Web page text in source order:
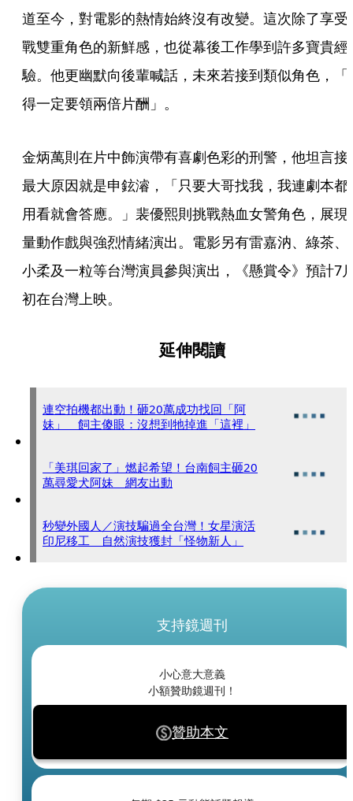
道至今，對電影的熱情始終沒有改變。這次除了享受
戰雙重角色的新鮮感，也從幕後工作學到許多寶貴經
驗。他更幽默向後輩喊話，未來若接到類似角色，「
得一定要領兩倍片酬」。
金炳萬則在片中飾演帶有喜劇色彩的刑警，他坦言接
最大原因就是申鉉濬，「只要大哥找我，我連劇本都
用看就會答應。」裴優熙則挑戰熱血女警角色，展現
量動作戲與強烈情緒演出。電影另有雷嘉汭、綠茶、
小柔及一粒等台灣演員參與演出，《懸賞令》預計7
初在台灣上映。
延伸閱讀
連空拍機都出動！砸20萬成功找回「阿
妹」 飼主傻眼：沒想到牠掉進「這裡」
「美琪回家了」燃起希望！台南飼主砸20
萬尋愛犬阿妹 網友出動
秒變外國人／演技騙過全台灣！女星演活
印尼移工 自然演技獲封「怪物新人」
支持鏡週刊
小心意大意義
小額贊助鏡週刊！
贊助本文